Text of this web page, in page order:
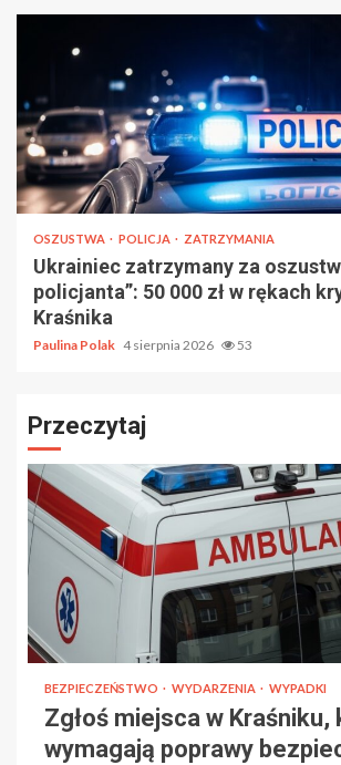
OSZUSTWA POLICJA ZATRZYMANIA
Ukrainiec zatrzymany za
policjanta”: 50 000 zł w rękach
Kraśnika
Paulina Polak 4 sierpnia 2026 53
Przeczytaj
BEZPIECZEŃSTWO WYDARZENIA WYPADKI
Zgłoś miejsca w Kraśniku,
wymagają poprawy